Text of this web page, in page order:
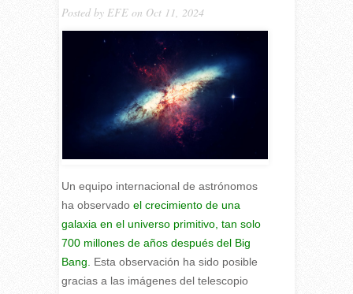
Posted by EFEon Oct 11, 2024
Un equipo internacional de astrónomos
ha observado el crecimiento de una
galaxia en el universo primitivo, tan solo
700 millones de años después del Big
Bang.
Esta observación ha sido posible
gracias a las imágenes del telescopio